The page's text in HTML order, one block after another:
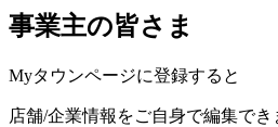
事業主の皆さま
Myタウンページに登録すると
店舗/企業情報をご自身で編集でき